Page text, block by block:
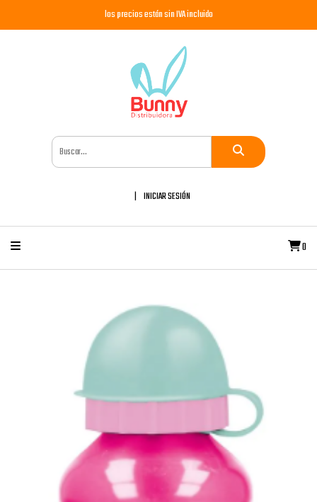
los precios están sin IVA incluido
INICIAR SESIÓN
0